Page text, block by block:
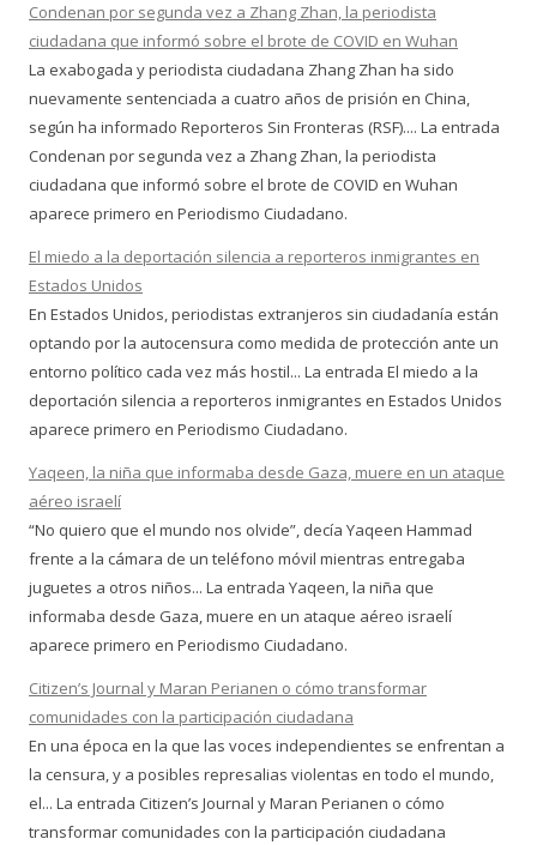
Condenan por segunda vez a Zhang Zhan, la periodista
ciudadana que informó sobre el brote de COVID en Wuhan
La exabogada y periodista ciudadana Zhang Zhan ha sido
nuevamente sentenciada a cuatro años de prisión en China,
según ha informado Reporteros Sin Fronteras (RSF).... La entrada
Condenan por segunda vez a Zhang Zhan, la periodista
ciudadana que informó sobre el brote de COVID en Wuhan
aparece primero en Periodismo Ciudadano.
El miedo a la deportación silencia a reporteros inmigrantes en
Estados Unidos
En Estados Unidos, periodistas extranjeros sin ciudadanía están
optando por la autocensura como medida de protección ante un
entorno político cada vez más hostil... La entrada El miedo a la
deportación silencia a reporteros inmigrantes en Estados Unidos
aparece primero en Periodismo Ciudadano.
Yaqeen, la niña que informaba desde Gaza, muere en un ataque
aéreo israelí
“No quiero que el mundo nos olvide”, decía Yaqeen Hammad
frente a la cámara de un teléfono móvil mientras entregaba
juguetes a otros niños... La entrada Yaqeen, la niña que
informaba desde Gaza, muere en un ataque aéreo israelí
aparece primero en Periodismo Ciudadano.
Citizen’s Journal y Maran Perianen o cómo transformar
comunidades con la participación ciudadana
En una época en la que las voces independientes se enfrentan a
la censura, y a posibles represalias violentas en todo el mundo,
el... La entrada Citizen’s Journal y Maran Perianen o cómo
transformar comunidades con la participación ciudadana